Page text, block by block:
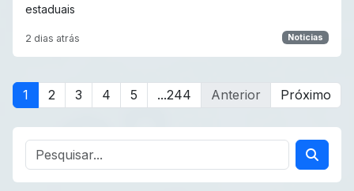
estaduais
2 dias atrás Noticias
1 2 3 4 5 ...244 Anterior Próximo